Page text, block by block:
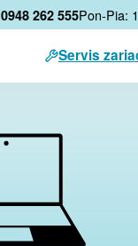
0948 262 555Pon-Pia:
Servis